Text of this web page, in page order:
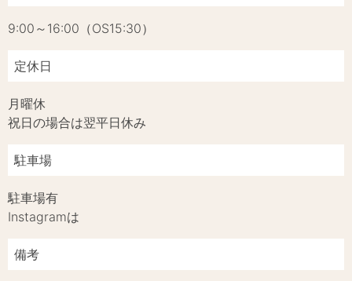
9:00～16:00（OS15:30）
定休日
月曜休
祝日の場合は翌平日休み
駐車場
駐車場有
Instagramは
備考